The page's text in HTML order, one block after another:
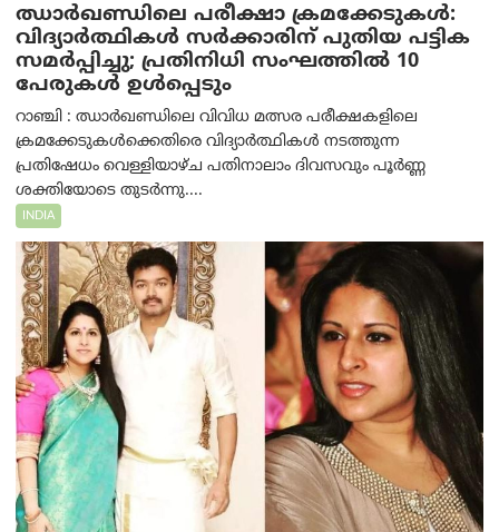
ഝാര്‍ഖണ്ഡിലെ പരീക്ഷാ ക്രമക്കേടുകള്‍:
വിദ്യാർത്ഥികൾ സർക്കാരിന് പുതിയ പട്ടിക
സമർപ്പിച്ചു; പ്രതിനിധി സംഘത്തിൽ 10
പേരുകൾ ഉൾപ്പെടും
റാഞ്ചി : ഝാർഖണ്ഡിലെ വിവിധ മത്സര പരീക്ഷകളിലെ
ക്രമക്കേടുകൾക്കെതിരെ വിദ്യാർത്ഥികൾ നടത്തുന്ന
പ്രതിഷേധം വെള്ളിയാഴ്ച പതിനാലാം ദിവസവും പൂർണ്ണ
ശക്തിയോടെ തുടർന്നു....
INDIA